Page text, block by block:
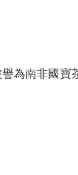
為南非國